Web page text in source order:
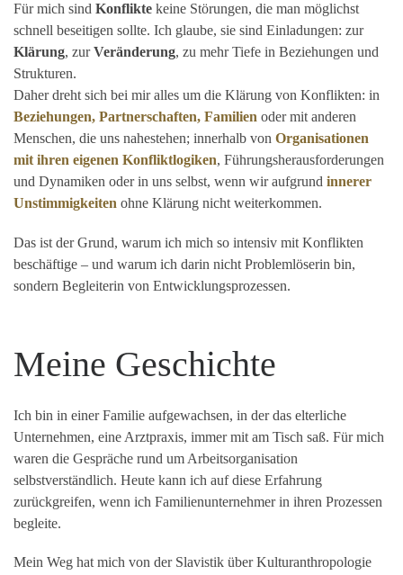
Für mich sind Konflikte keine Störungen, die man möglichst
schnell beseitigen sollte. Ich glaube, sie sind Einladungen: zur
Klärung, zurVeränderung, zu mehr Tiefe in Beziehungen und
Strukturen.
Daher dreht sich bei mir alles um die Klärung von Konflikten: in
Beziehungen, Partnerschaften, Familien oder mit anderen
Menschen, die uns nahestehen; innerhalb von Organisationen
mit ihren eigenen Konfliktlogiken, Führungsherausforderungen
und Dynamiken oder in uns selbst, wenn wir aufgrund innerer
Unstimmigkeiten ohne Klärung nicht weiterkommen.
Das ist der Grund, warum ich mich so intensiv mit Konflikten
beschäftige – und warum ich darin nicht Problemlöserin bin,
sondern Begleiterin von Entwicklungsprozessen.
Meine Geschichte
Ich bin in einer Familie aufgewachsen, in der das elterliche
Unternehmen, eine Arztpraxis, immer mit am Tisch saß. Für mich
waren die Gespräche rund um Arbeitsorganisation
selbstverständlich. Heute kann ich auf diese Erfahrung
zurückgreifen, wenn ich Familienunternehmer in ihren Prozessen
begleite.
Mein Weg hat mich von der Slavistik über Kulturanthropologie